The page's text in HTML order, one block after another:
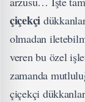
çiçekçi
olmadan
veren bu özel
zamanda
çiçekçi